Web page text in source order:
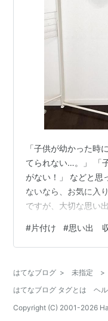
「子供が幼かった時
てられない…。」 「
がない！」 などと思
ないなら、お気に入
ですが、大切な思い
アをお伝えします。
る服を活用する方法
断捨離 かわいいとつ
くさんあるけど、な
を汚すし、使う予定
#片付け #思い出
はてなブログ > 未指定 >
はてなブログ タグとは
ヘ
Copyright (C) 2001-2026